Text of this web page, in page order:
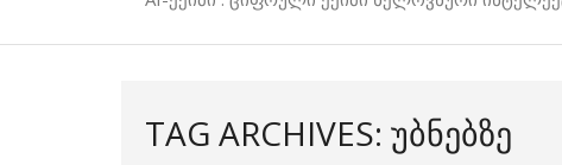
TAG ARCHIVES: ᲣᲑᲜᲔᲑᲖᲔ